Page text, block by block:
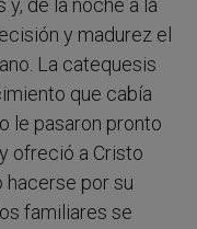
y, de la noche a la
y madurez el
La catequesis
que cabía
le pasaron pronto
ofreció a Cristo
hacerse por su
familiares se